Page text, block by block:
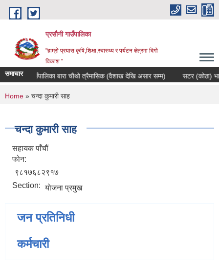
Skip to main content
प्रसौनी गाउँपालिका
"हाम्रो प्रयास कृषि,शिक्षा,स्वास्थ्य र पर्यटन क्षेत्रमा दिगाे
विकाश "
समाचारगाउँपालिका बारा चौथो त्रैमासिक (वैशाख देखि असार सम्म) सटर (कोठा)
You are here
Home » चन्दा कुमारी साह
चन्दा कुमारी साह
सहायक पाँचौं
फोन:
९८१७६८२९१७
Section: योजना प्रमुख
जन प्रतिनिधी
कर्मचारी